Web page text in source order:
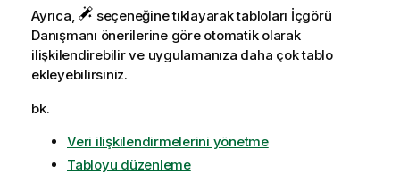
Ayrıca, seçeneğine tıklayarak tabloları İçgörü
Danışmanı önerilerine göre otomatik olarak
ilişkilendirebilir ve uygulamanıza daha çok tablo
ekleyebilirsiniz.
bk.
Veri ilişkilendirmelerini yönetme
Tabloyu düzenleme